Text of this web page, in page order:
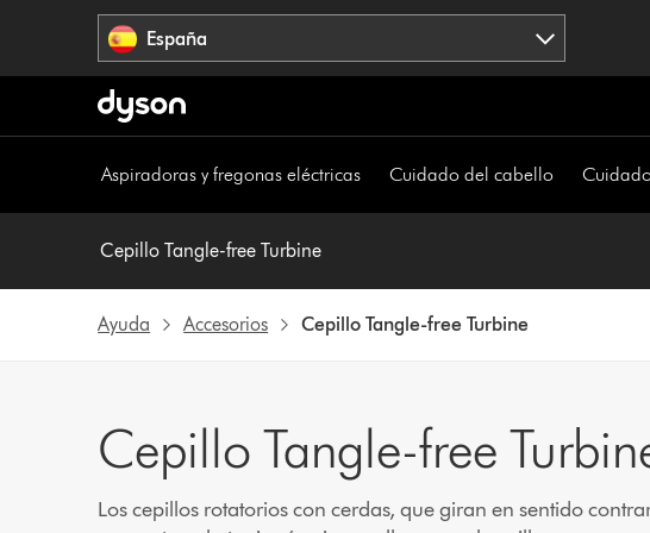
España
Aspiradoras y fregonas eléctricas Cuidado del cabello
Cepillo Tangle-free Turbine
Ayuda Accesorios Cepillo Tangle-free Turbine
Cepillo Tangle-free
Los cepillos rotatorios con cerdas, que giran en sentido